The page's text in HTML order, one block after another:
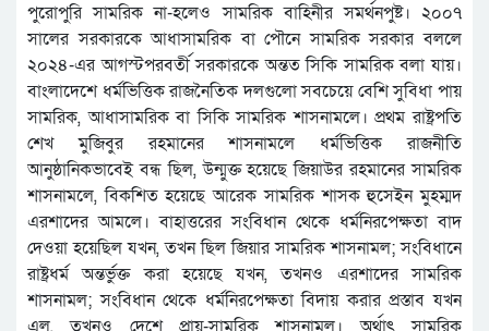
পুরোপুরি সামরিক না-হলেও সামরিক বাহিনীর সমর্থনপুষ্ট। ২০০৭
সালের সরকারকে আধাসামরিক বা পৌনে সামরিক সরকার বললে
২০২৪-এর আগস্টপরবর্তী সরকারকে অন্তত সিকি সামরিক বলা যায়।
বাংলাদেশে ধর্মভিত্তিক রাজনৈতিক দলগুলো সবচেয়ে বেশি সুবিধা পায়
সামরিক, আধাসামরিক বা সিকি সামরিক শাসনামলে। প্রথম রাষ্ট্রপতি
শেখ মুজিবুর রহমানের শাসনামলে ধর্মভিত্তিক রাজনীতি
আনুষ্ঠানিকভাবেই বন্ধ ছিল, উন্মুক্ত হয়েছে জিয়াউর রহমানের সামরিক
শাসনামলে, বিকশিত হয়েছে আরেক সামরিক শাসক হুসেইন মুহম্মদ
এরশাদের আমলে। বাহাত্তরের সংবিধান থেকে ধর্মনিরপেক্ষতা বাদ
দেওয়া হয়েছিল যখন, তখন ছিল জিয়ার সামরিক শাসনামল; সংবিধানে
রাষ্ট্রধর্ম অন্তর্ভুক্ত করা হয়েছে যখন, তখনও এরশাদের সামরিক
শাসনামল; সংবিধান থেকে ধর্মনিরপেক্ষতা বিদায় করার প্রস্তাব যখন